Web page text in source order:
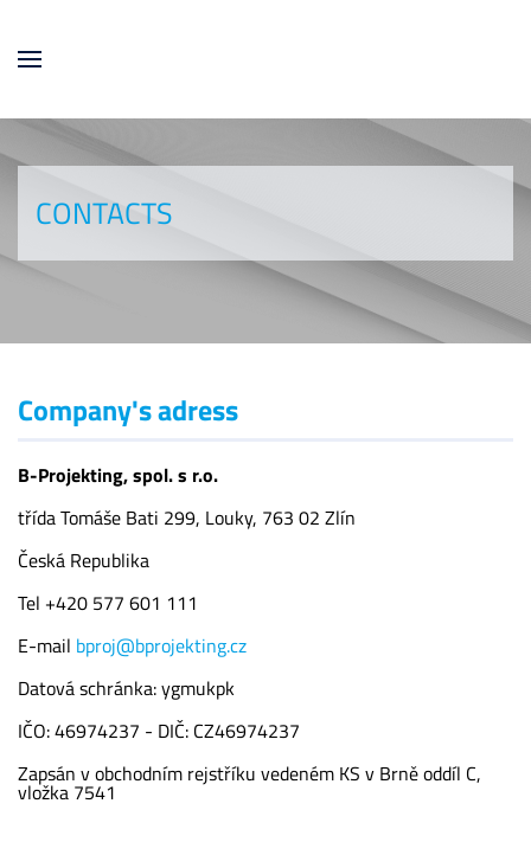
CONTACTS
Company's adress
B-Projekting, spol. s r.o.
třída Tomáše Bati 299, Louky, 763 02 Zlín
Česká Republika
Tel +420 577 601 111
E-mail bproj@bprojekting.cz
Datová schránka: ygmukpk
IČO: 46974237 - DIČ: CZ46974237
Zapsán v obchodním rejstříku vedeném KS v Brně oddíl C,
vložka 7541